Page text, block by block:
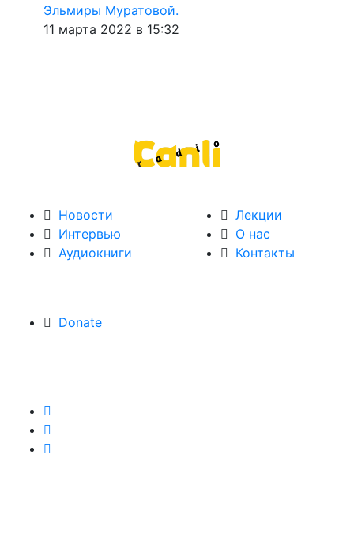
Эльмиры Муратовой.
11 марта 2022 в 15:32
Новости
Интервью
Аудиокниги
Лекции
О нас
Контакты
Donate